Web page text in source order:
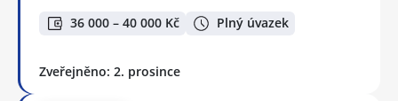
36 000 – 40 000 Kč Plný úvazek
Zveřejněno: 2. prosince